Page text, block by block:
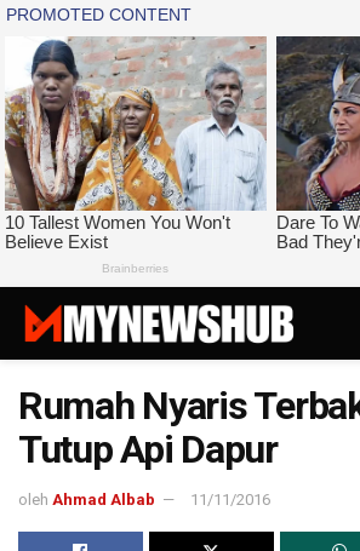
Rumah Nyaris
Tutup Api Dapur
oleh Ahmad Albab 11/11/2016